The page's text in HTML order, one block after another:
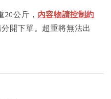
20公斤， 內容物請控制約
分開下單。超重將無法出